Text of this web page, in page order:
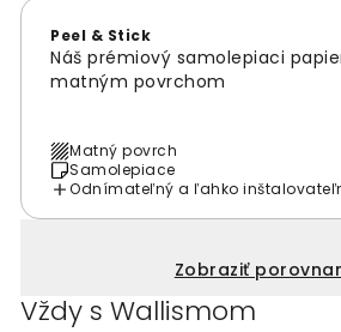
Peel & Stick
Náš prémiový samolepiaci
matným povrchom
Matný povrch
Samolepiace
Odnímateľný a ľahko
Zobraziť
Vždy s Wallismom